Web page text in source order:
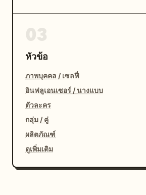
หัวข้อ
ภาพบุคคล / เซลฟี่
อินฟลูเอนเซอร์ / นางแบบ
ตัวละคร
กลุ่ม / คู่
ผลิตภัณฑ์
ดูเพิ่มเติม